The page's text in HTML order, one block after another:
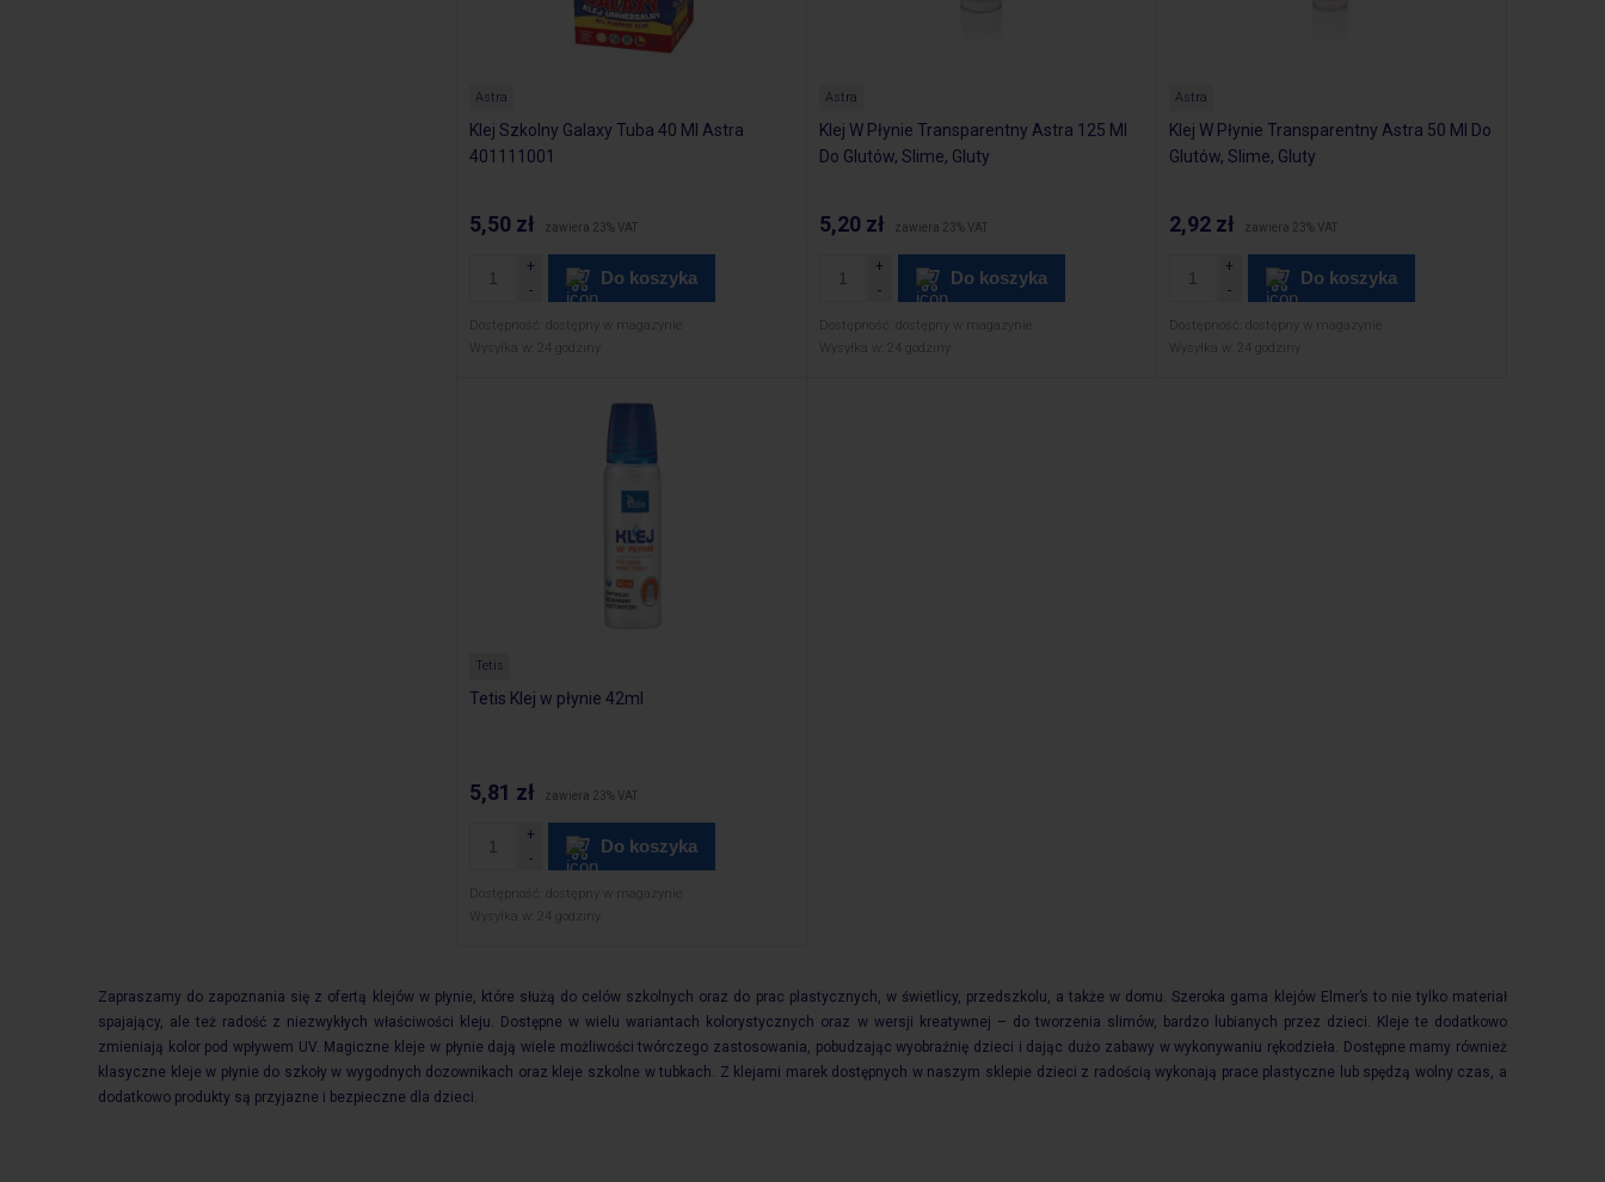
Astra
Klej Szkolny Galaxy Tuba 40 Ml Astra
401111001
5,50 zł zawiera 23% VAT
Do koszyka
Dostępność:
dostępny w magazynie
Wysyłka w:
24 godziny
Astra
Klej W Płynie Transparentny Astra 125 Ml
Do Glutów, Slime, Gluty
5,20 zł zawiera 23% VAT
Do koszyka
Dostępność:
dostępny w magazynie
Wysyłka w:
24 godziny
Astra
Klej W Płynie Transparentny Astra 50 Ml Do
Glutów, Slime, Gluty
2,92 zł zawiera 23% VAT
Do koszyka
Dostępność:
dostępny w magazynie
Wysyłka w:
24 godziny
Tetis
Tetis Klej w płynie 42ml
5,81 zł zawiera 23% VAT
Do koszyka
Dostępność:
dostępny w magazynie
Wysyłka w:
24 godziny
Zapraszamy do zapoznania się z ofertą klejów w płynie, które służą do celów szkolnych oraz do prac plastycznych, w świetlicy, przedszkolu, a także w domu. Szeroka gama klejów Elmer’s to nie tylko materiał
spajający, ale też radość z niezwykłych właściwości kleju. Dostępne w wielu wariantach kolorystycznych oraz w wersji kreatywnej – do tworzenia slimów, bardzo lubianych przez dzieci. Kleje te dodatkowo
zmieniają kolor pod wpływem UV. Magiczne kleje w płynie dają wiele możliwości twórczego zastosowania, pobudzając wyobraźnię dzieci i dając dużo zabawy w wykonywaniu rękodzieła. Dostępne mamy również
klasyczne kleje w płynie do szkoły w wygodnych dozownikach oraz kleje szkolne w tubkach. Z klejami marek dostępnych w naszym sklepie dzieci z radością wykonają prace plastyczne lub spędzą wolny czas, a
dodatkowo produkty są przyjazne i bezpieczne dla dzieci.